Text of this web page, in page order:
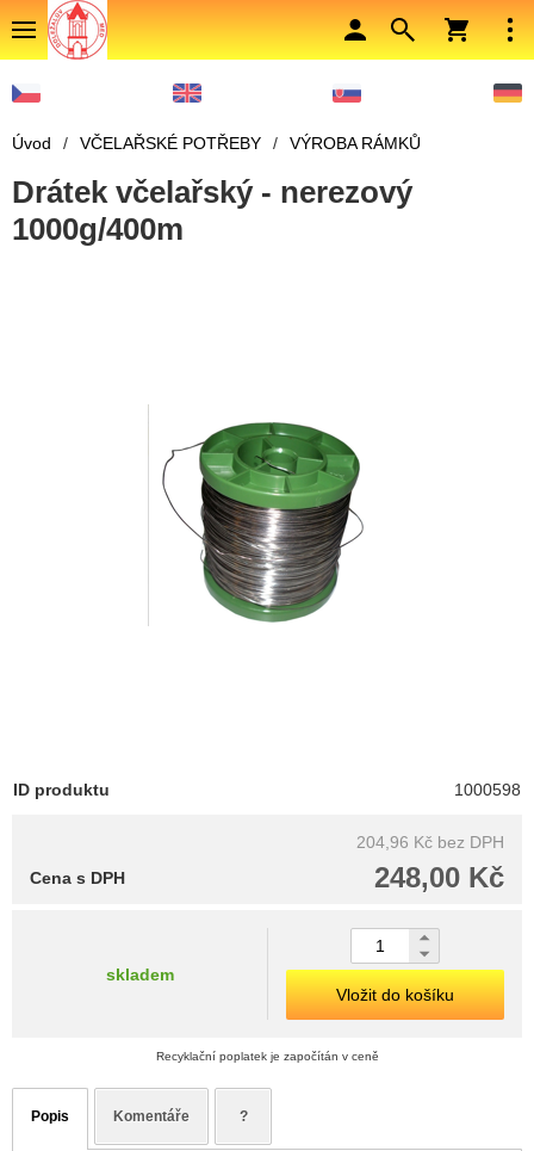
Úvod / VČELAŘSKÉ POTŘEBY / VÝROBA RÁMKŮ
Drátek včelařský - nerezový
1000g/400m
ID produktu 1000598
204,96 Kč bez DPH
248,00 Kč
Cena s DPH
skladem
Vložit do košíku
Recyklační poplatek je započítán v ceně
Popis Komentáře ?